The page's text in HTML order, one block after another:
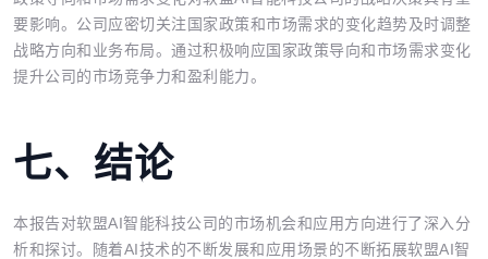
要影响。公司应密切关注国家政策和市场需求的变化趋势及时调整
战略方向和业务布局。通过积极响应国家政策导向和市场需求变化
提升公司的市场竞争力和盈利能力。
七、结论
本报告对软盟AI智能科技公司的市场机会和应用方向进行了深入分
析和探讨。随着AI技术的不断发展和应用场景的不断拓展软盟AI智